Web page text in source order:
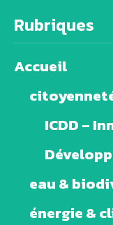
Rubriques
Accueil
ICDD –
eau &
énergie &